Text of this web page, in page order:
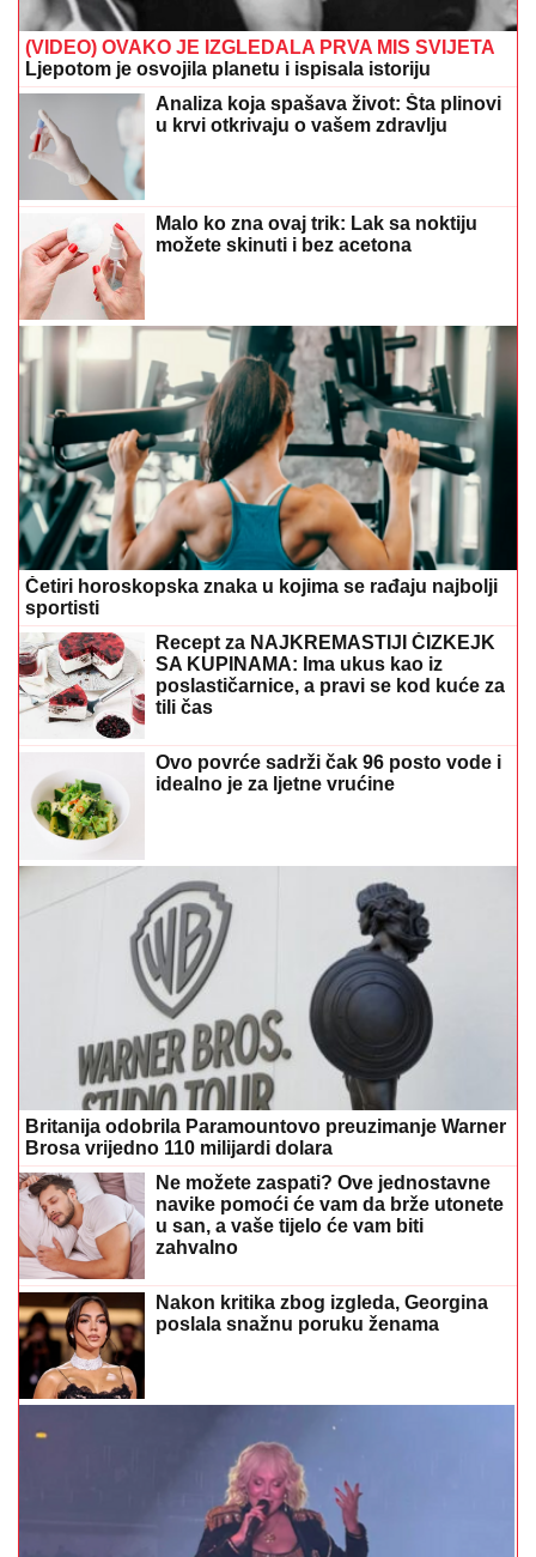
Četiri horoskopska znaka u kojima se rađaju najbolji
sportisti
Recept za NAJKREMASTIJI ČIZKEJK
SA KUPINAMA: Ima ukus kao iz
Ovo povrće sadrži čak 96 posto vode i
idealno je za ljetne vrućine
Britanija odobrila Paramountovo preuzimanje Warner
Brosa vrijedno 110 milijardi dolara
Ne možete zaspati? Ove jednostavne
navike pomoći će vam da brže utonete
Nakon kritika zbog izgleda, Georgina
poslala snažnu poruku ženama
"Nisi bio na njenom koncertu AKO NIJE PALA" Lepa
Brena pala na koncertu u Budvi nakon kultnog
zamaha nogom
Jedna banana dnevno može napraviti
svima
Nije radoznalost: Psiholozi otkrivaju
zašto stariji ljudi stalno gledaju kroz